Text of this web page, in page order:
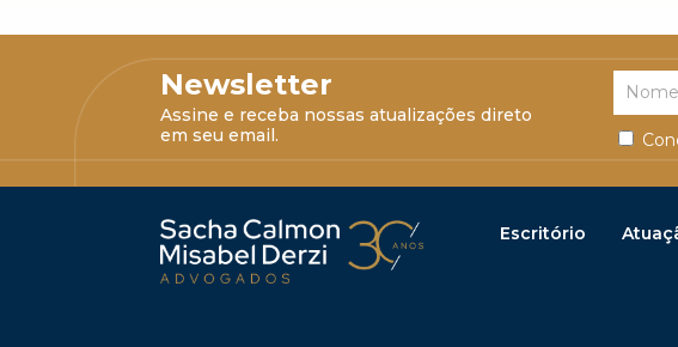
Newsletter
Assine e receba nossas atualizações direto
em seu email.
Escritório